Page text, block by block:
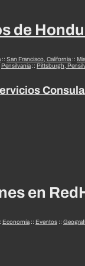
de
:: San Francisco, California ::
Pensilvania :: Pittsburgh,
en
Economía :: Eventos ::